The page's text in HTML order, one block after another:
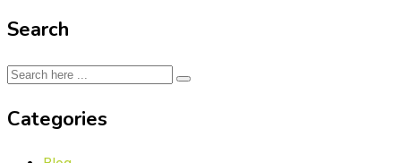
Search
Categories